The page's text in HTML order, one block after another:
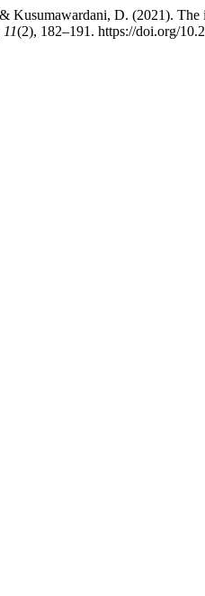
Kusumawardani, D. (2021).
11(2), 182–191. https://doi.org/